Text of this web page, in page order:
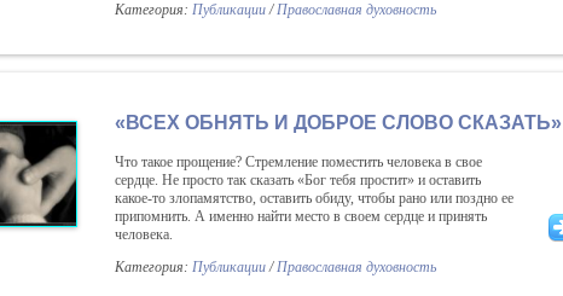
Категория: Публикации/Православная духовность
«ВСЕХ ОБНЯТЬ И ДОБРОЕ СЛОВО СКАЗАТЬ»
Что такое прощение? Стремление поместить человека в свое
сердце. Не просто так сказать «Бог тебя простит» и оставить
какое-то злопамятство, оставить обиду, чтобы рано или поздно ее
припомнить. А именно найти место в своем сердце и принять
человека.
Категория: Публикации/Православная духовность